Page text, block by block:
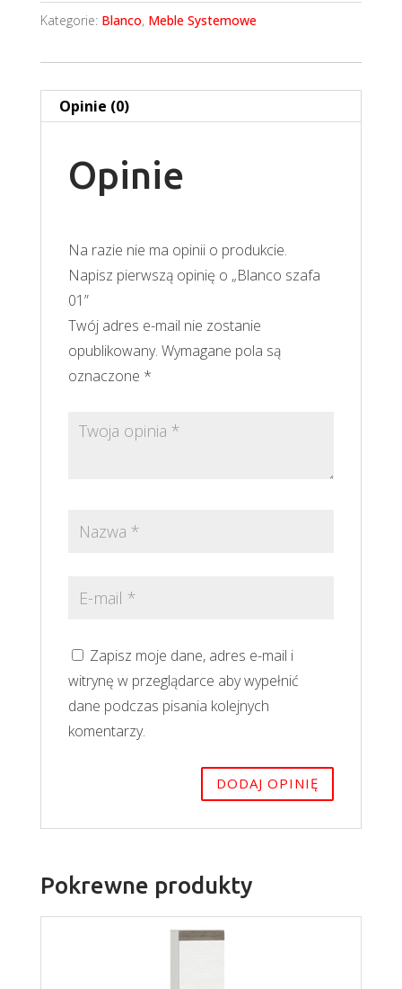
Kategorie: Blanco, Meble Systemowe
Opinie (0)
Opinie
Na razie nie ma opinii o produkcie.
Napisz pierwszą opinię o „Blanco szafa
01”
Twój adres e-mail nie zostanie
opublikowany. Wymagane pola są
oznaczone *
Zapisz moje dane, adres e-mail i
witrynę w przeglądarce aby wypełnić
dane podczas pisania kolejnych
komentarzy.
Pokrewne produkty